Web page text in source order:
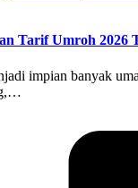
Tarif Umroh 2026
impian banyak